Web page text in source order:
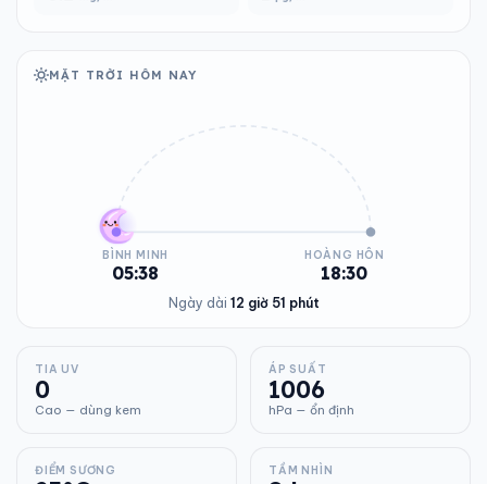
MẶT TRỜI HÔM NAY
BÌNH MINH
05:38
HOÀNG HÔN
18:30
Ngày dài 12 giờ 51 phút
TIA UV
0
Cao — dùng kem
ÁP SUẤT
1006
hPa — ổn định
ĐIỂM SƯƠNG TẦM NHÌN